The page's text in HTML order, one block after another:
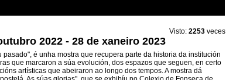
Visto: 2253 veces
2022 - 28 de xaneiro 2023
é unha mostra que recupera parte da historia da institución
que marcaron a súa evolución, dos espazos que seguen, en certo
artísticas que abeiraron ao longo dos tempos. A mostra dá